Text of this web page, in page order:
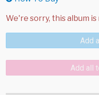
Add
Add all